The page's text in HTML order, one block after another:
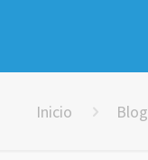
Inicio Blog